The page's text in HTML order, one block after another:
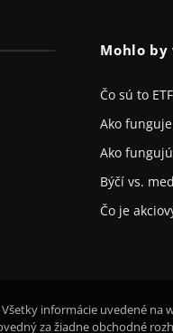
Mohlo by
Čo sú to
Ako
Ako
Býčí vs.
Čo je
informácie uvedené na
za žiadne obchodné